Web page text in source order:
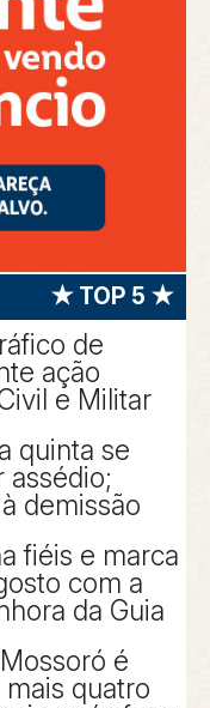
★ TOP 5 ★
de
ação
e Militar
quinta se
assédio;
demissão
fiéis e marca
com a
da Guia
é
quatro